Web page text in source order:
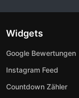
Widgets
Google Bewertungen
Instagram Feed
Countdown Zähler